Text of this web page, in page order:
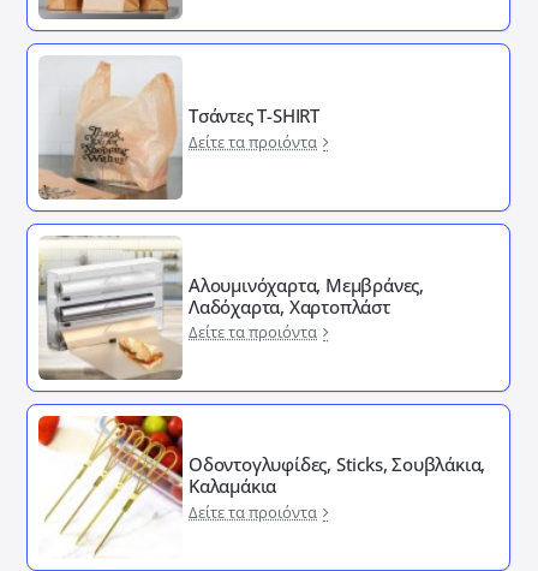
Τσάντες T-SHIRT
Δείτε τα προιόντα
Αλουμινόχαρτα, Μεμβράνες,
Λαδόχαρτα, Χαρτοπλάστ
Δείτε τα προιόντα
Οδοντογλυφίδες, Sticks, Σουβλάκια,
Καλαμάκια
Δείτε τα προιόντα